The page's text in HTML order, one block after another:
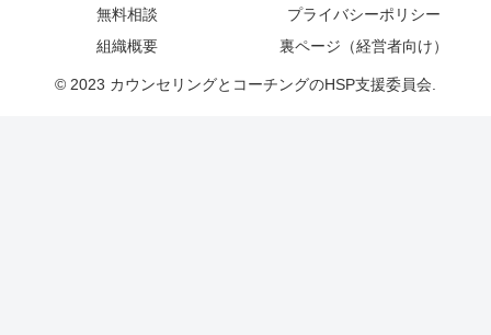
無料相談
プライバシーポリシー
組織概要
裏ページ（経営者向け）
© 2023 カウンセリングとコーチングのHSP支援委員会.